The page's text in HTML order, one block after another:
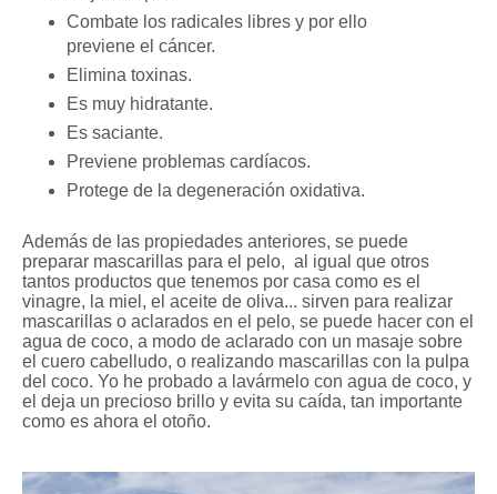
Combate los radicales libres y por ello
previene el cáncer.
Elimina toxinas.
Es muy hidratante.
Es saciante.
Previene problemas cardíacos.
Protege de la degeneración oxidativa.
Además de las propiedades anteriores, se puede
preparar mascarillas para el pelo, al igual que otros
tantos productos que tenemos por casa como es el
vinagre, la miel, el aceite de oliva... sirven para realizar
mascarillas o aclarados en el pelo, se puede hacer con el
agua de coco, a modo de aclarado con un masaje sobre
el cuero cabelludo, o realizando mascarillas con la pulpa
del coco. Yo he probado a lavármelo con agua de coco, y
el deja un precioso brillo y evita su caída, tan importante
como es ahora el otoño.